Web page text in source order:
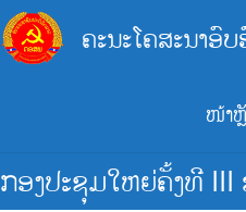
ຄະນະໂຄສະນາອົ
ໜ້າ
ກອງປະຊຸມໃຫຍ່ຄັ້ງທີ